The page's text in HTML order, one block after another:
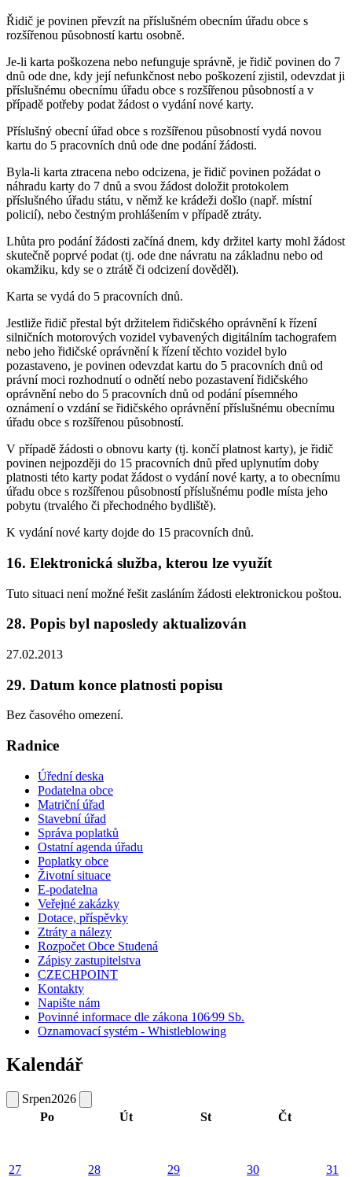
Řidič je povinen převzít na příslušném obecním úřadu obce s
rozšířenou působností kartu osobně.
Je-li karta poškozena nebo nefunguje správně, je řidič povinen do 7
dnů ode dne, kdy její nefunkčnost nebo poškození zjistil, odevzdat ji
příslušnému obecnímu úřadu obce s rozšířenou působností a v
případě potřeby podat žádost o vydání nové karty.
Příslušný obecní úřad obce s rozšířenou působností vydá novou
kartu do 5 pracovních dnů ode dne podání žádosti.
Byla-li karta ztracena nebo odcizena, je řidič povinen požádat o
náhradu karty do 7 dnů a svou žádost doložit protokolem
příslušného úřadu státu, v němž ke krádeži došlo (např. místní
policií), nebo čestným prohlášením v případě ztráty.
Lhůta pro podání žádosti začíná dnem, kdy držitel karty mohl žádost
skutečně poprvé podat (tj. ode dne návratu na základnu nebo od
okamžiku, kdy se o ztrátě či odcizení dověděl).
Karta se vydá do 5 pracovních dnů.
Jestliže řidič přestal být držitelem řidičského oprávnění k řízení
silničních motorových vozidel vybavených digitálním tachografem
nebo jeho řidičské oprávnění k řízení těchto vozidel bylo
pozastaveno, je povinen odevzdat kartu do 5 pracovních dnů od
právní moci rozhodnutí o odnětí nebo pozastavení řidičského
oprávnění nebo do 5 pracovních dnů od podání písemného
oznámení o vzdání se řidičského oprávnění příslušnému obecnímu
úřadu obce s rozšířenou působností.
V případě žádosti o obnovu karty (tj. končí platnost karty), je řidič
povinen nejpozději do 15 pracovních dnů před uplynutím doby
platnosti této karty podat žádost o vydání nové karty, a to obecnímu
úřadu obce s rozšířenou působností příslušnému podle místa jeho
pobytu (trvalého či přechodného bydliště).
K vydání nové karty dojde do 15 pracovních dnů.
16. Elektronická služba, kterou lze využít
Tuto situaci není možné řešit zasláním žádosti elektronickou poštou.
28. Popis byl naposledy aktualizován
27.02.2013
29. Datum konce platnosti popisu
Bez časového omezení.
Radnice
Úřední deska
Podatelna obce
Matriční úřad
Stavební úřad
Správa poplatků
Ostatní agenda úřadu
Poplatky obce
Životní situace
E-podatelna
Veřejné zakázky
Dotace, příspěvky
Ztráty a nálezy
Rozpočet Obce Studená
Zápisy zastupitelstva
CZECHPOINT
Kontakty
Napište nám
Povinné informace dle zákona 106⁄99 Sb.
Oznamovací systém - Whistleblowing
Kalendář
Srpen2026
Po
Út St Čt
27
28
29
30
31